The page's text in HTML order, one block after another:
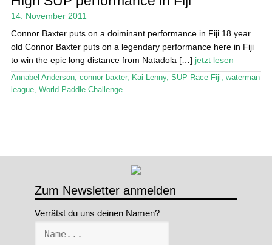
Stand Up Magazin TV
SPOT FINDER
Mein Konto
Zum Newsletter anmelden
Verrätst du uns deinen Namen?
14. November 2011
Connor Baxter puts on a doiminant performance in Fiji 18 year
old Connor Baxter puts on a legendary performance here in Fiji
to win the epic long distance from Natadola […] jetzt lesen
Annabel Anderson, connor baxter, Kai Lenny, SUP Race Fiji, waterman
league, World Paddle Challenge